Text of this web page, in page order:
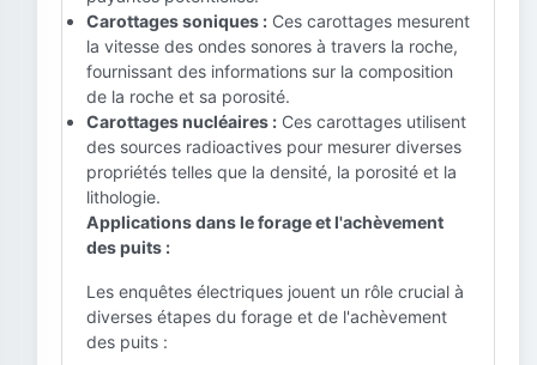
Carottages soniques : Ces carottages mesurent
la vitesse des ondes sonores à travers la roche,
fournissant des informations sur la composition
de la roche et sa porosité.
Carottages nucléaires : Ces carottages utilisent
des sources radioactives pour mesurer diverses
propriétés telles que la densité, la porosité et la
lithologie.
Applications dans le forage et l'achèvement
des puits :
Les enquêtes électriques jouent un rôle crucial à
diverses étapes du forage et de l'achèvement
des puits :